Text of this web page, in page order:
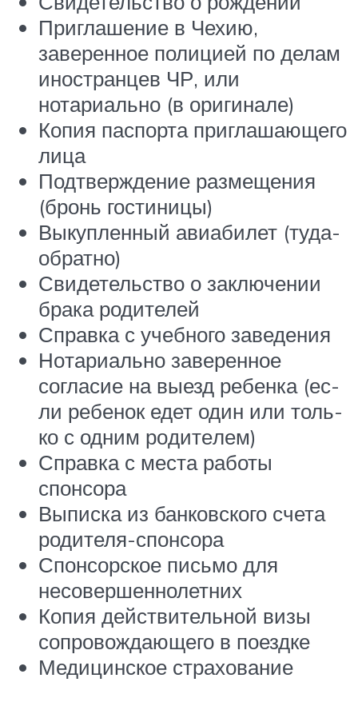
Приглашение в Чехию,
заверенное полицией по делам
иностранцев ЧР, или
нотариально (в оригинале)
Копия паспорта приглашающего
лица
Подтверждение размещения
(бронь гостиницы)
Выкупленный авиабилет (туда-
обратно)
Свидетельство о заключении
брака родителей
Справка с учебного заведения
Но­та­ри­аль­но за­ве­рен­ное
согласие на вы­езд ре­бен­ка (ес­
ли ре­бе­нок едет один или толь­
ко с од­ним ро­ди­те­лем)
Справка с места работы
спонсора
Выписка из банковского счета
родителя-спонсора
Спон­сор­ское пись­мо для
несовершеннолетних
Ко­пия дей­ствительной визы
сопровождающего в поездке
Медицинское страхование